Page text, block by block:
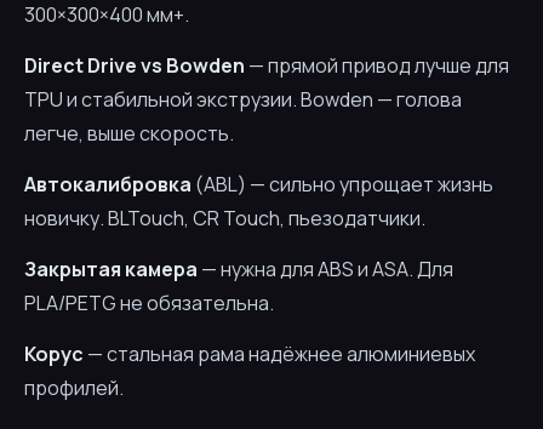
300×300×400 мм+.
Direct Drive vs Bowden — прямой привод лучше для
TPU и стабильной экструзии. Bowden — голова
легче, выше скорость.
Автокалибровка (ABL) — сильно упрощает жизнь
новичку. BLTouch, CR Touch, пьезодатчики.
Закрытая камера — нужна для ABS и ASA. Для
PLA/PETG не обязательна.
Корус — стальная рама надёжнее алюминиевых
профилей.